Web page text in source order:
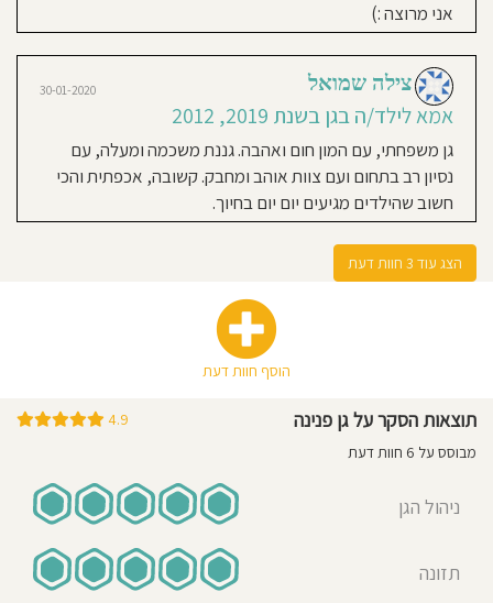
אני מרוצה :)
30-01-2020 צילה שמואל
אמא לילד/ה בגן בשנת 2019, 2012
גן משפחתי, עם המון חום ואהבה. גננת משכמה ומעלה, עם
נסיון רב בתחום ועם צוות אוהב ומחבק. קשובה, אכפתית והכי
חשוב שהילדים מגיעים יום יום בחיוך.
הצג עוד 3 חוות דעת
03-11-2019
Orit Tachan Yochpaz
אמא לילד/ה בגן בשנת 2019
ממליצה בחום על הגן, פנינה מדהימה,
מפנקת חמה ודואגת, איכפתית וקשובה
מאוד. ומאוד אחראית ! בגן יש לילדים
אוכל ביתי, חוגים. לומדים עם פנינה על
ובאהבה לגן.
הוסף חוות דעת
תוצאות הסקר על גן פנינה
מבוסס על 6 חוות דעת
4.9
ניהול הגן
תזונה